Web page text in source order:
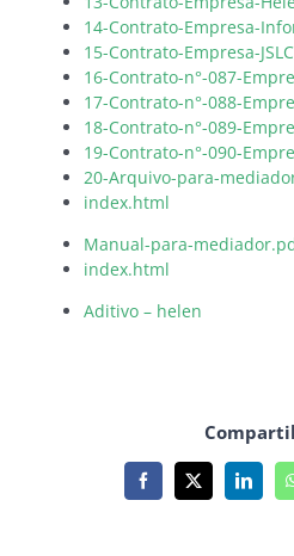
14-Contrato-Empresa-
15-Contrato-Empresa-
16-Contrato-n°-087-
17-Contrato-n°-088-
18-Contrato-n°-089-
19-Contrato-n°-090-
20-Arquivo-para-
index.html
Manual-para-
index.html
Aditivo – helen
Facebook
X